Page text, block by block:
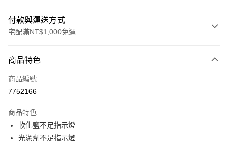
付款與運送方式
宅配滿NT$1,000免運
信用卡一次付款
LINE Pay
悠遊付
ATM付款
商品特色
商品編號
7752166
商品特色
軟化鹽不足指示燈
光潔劑不足指示燈